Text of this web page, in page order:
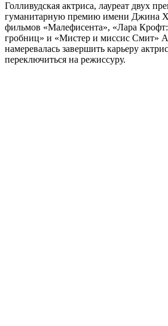
Голливудская актриса, лауреат двух
гуманитарную премию имени Джина
фильмов «Малефисента», «Лара
гробниц» и «Мистер и миссис Смит»
намеревалась завершить карьеру
переключиться на режиссуру.